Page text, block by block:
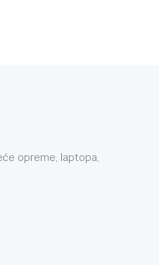
opreme, laptopa,